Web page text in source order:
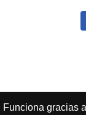
| Funciona gracias a